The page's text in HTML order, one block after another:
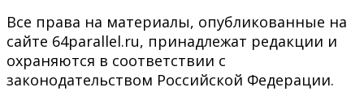
Все права на материалы, опубликованные на
сайте 64parallel.ru, принадлежат редакции и
охраняются в соответствии с
законодательством Российской Федерации.